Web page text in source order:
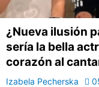
¿Nueva ilusión
sería la bella
corazón al
Izabela Pecherska